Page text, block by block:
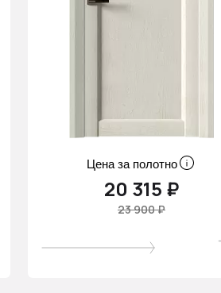
Цена за полотно
20 315 ₽
23 900 ₽